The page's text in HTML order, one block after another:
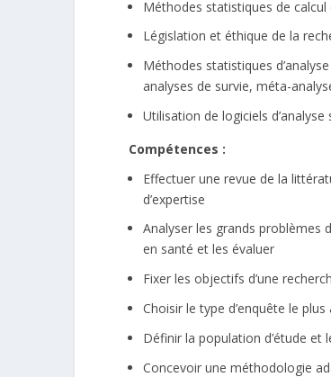
Méthodes statistiques de calcul
Législation et éthique de la
Méthodes statistiques
analyses de survie, méta-
Utilisation de logiciels
Compétences :
Effectuer une revue de la
d’expertise
Analyser les grands problèmes
en santé et les évaluer
Fixer les objectifs d’une
Choisir le type d’enquête le plus
Définir la population d’étude et
Concevoir une méthodologie